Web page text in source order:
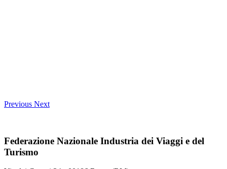
Previous Next
Federazione Nazionale Industria dei Viaggi e del
Turismo